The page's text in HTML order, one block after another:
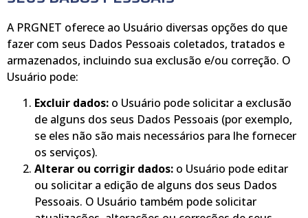
A PRGNET oferece ao Usuário diversas opções do que
fazer com seus Dados Pessoais coletados, tratados e
armazenados, incluindo sua exclusão e/ou correção. O
Usuário pode:
Excluir dados: o Usuário pode solicitar a exclusão
de alguns dos seus Dados Pessoais (por exemplo,
se eles não são mais necessários para lhe fornecer
os serviços).
Alterar ou corrigir dados: o Usuário pode editar
ou solicitar a edição de alguns dos seus Dados
Pessoais. O Usuário também pode solicitar